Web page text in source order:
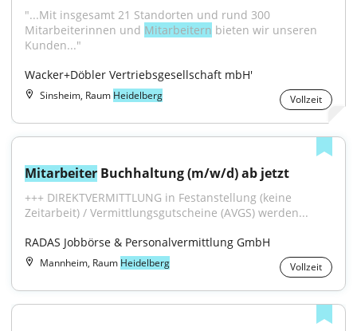
"...Mit insgesamt 21 Standorten und rund 300
Mitarbeiterinnen und Mitarbeitern bieten wir unseren
Kunden..."
Wacker+Döbler Vertriebsgesellschaft mbH'
Sinsheim, Raum Heidelberg Vollzeit
Mitarbeiter Buchhaltung (m/w/d) ab jetzt
+++ DIREKTVERMITTLUNG in Festanstellung (keine
Zeitarbeit) / Vermittlungsgutscheine (AVGS) werden...
RADAS Jobbörse & Personalvermittlung GmbH
Mannheim, Raum Heidelberg Vollzeit